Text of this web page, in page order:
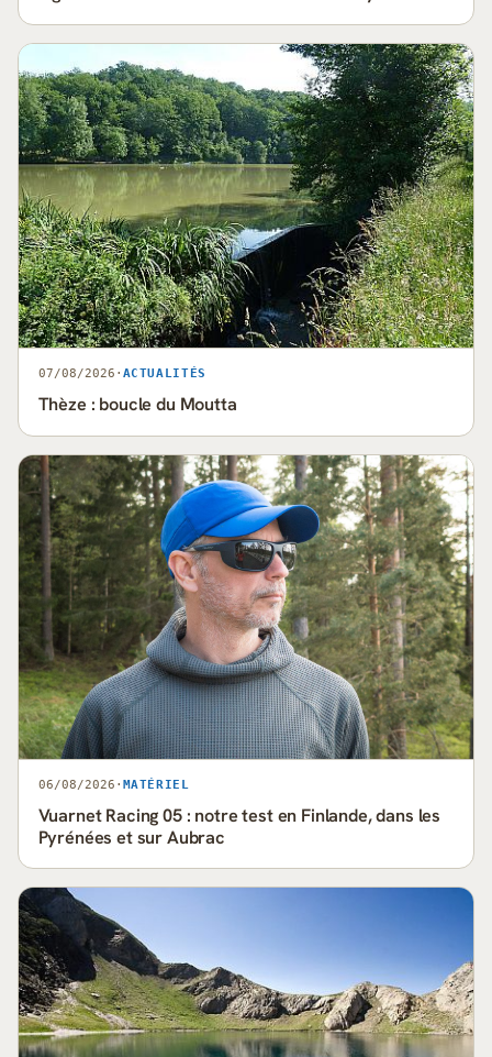
07/08/2026 · ACTUALITÉS
Thèze : boucle du Moutta
06/08/2026 · MATÉRIEL
Vuarnet Racing 05 : notre test en Finlande, dans les
Pyrénées et sur Aubrac